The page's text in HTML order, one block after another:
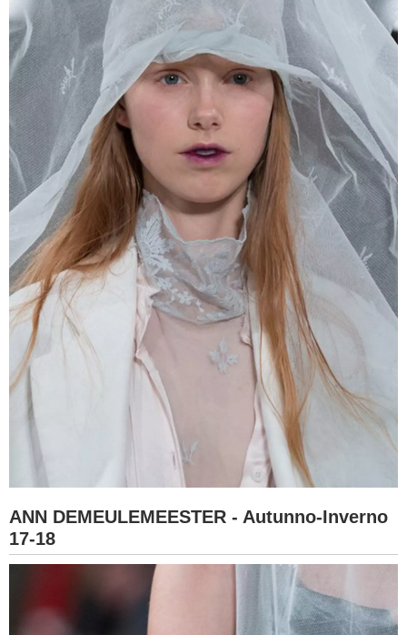
ANN DEMEULEMEESTER - Autunno-Inverno
17-18